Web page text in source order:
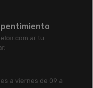
tu
a viernes de 09 a